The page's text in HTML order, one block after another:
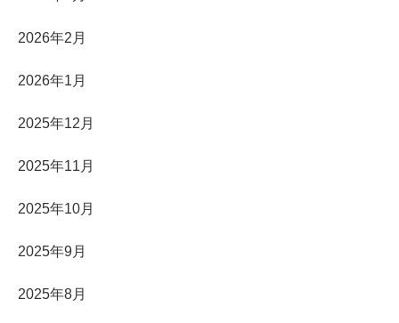
2026年2月
2026年1月
2025年12月
2025年11月
2025年10月
2025年9月
2025年8月